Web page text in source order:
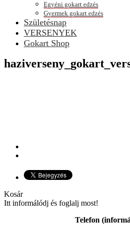
Egyéni gokart edzés
Gyermek gokart edzés
Születésnap
VERSENYEK
Gokart Shop
Kosár
Itt informálódj és foglalj most!
Telefon